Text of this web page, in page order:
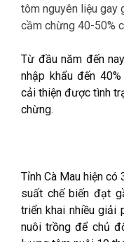
tôm nguyên liệu gay
cầm chừng 40-50%
Từ đầu năm đến
nhập khẩu đến
cải thiện được tình
chừng.
Tỉnh Cà Mau hiện có
suất chế biến đạt
triển khai nhiều giải
nuôi trồng để chủ